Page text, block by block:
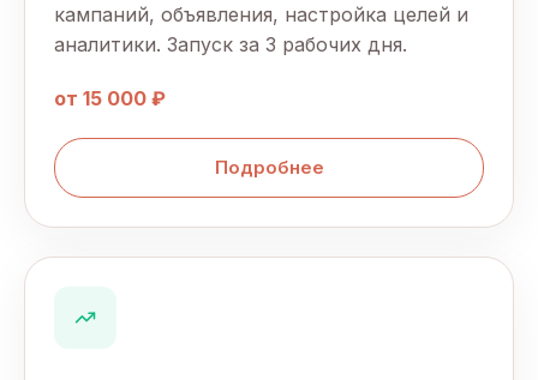
кампаний, объявления, настройка целей и
аналитики. Запуск за 3 рабочих дня.
от 15 000 ₽
Подробнее